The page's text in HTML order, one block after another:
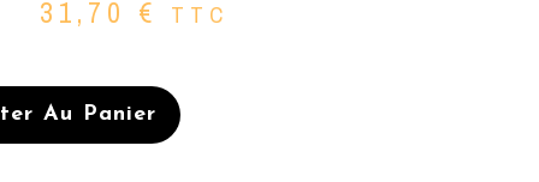
31,70 € TTC
Au Panier